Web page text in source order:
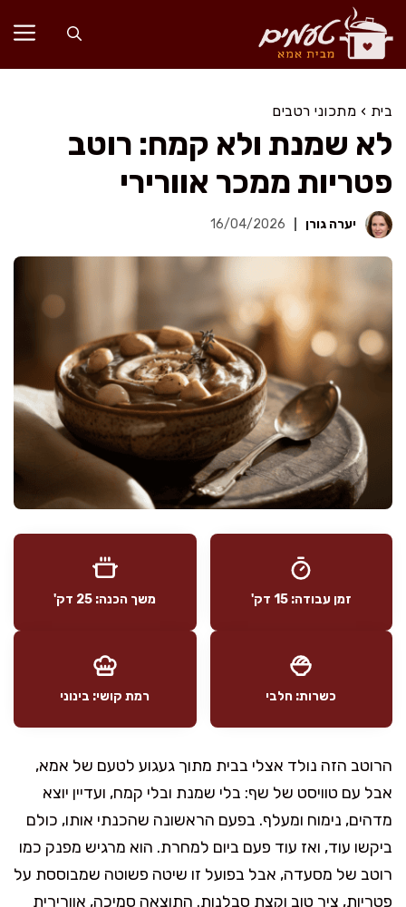
לדלג
לתוכן
בית › מתכוני רטבים
לא שמנת ולא קמח: רוטב
פטריות ממכר אוורירי
יערה גורן 16/04/2026
זמן עבודה: 15 דק' משך הכנה: 25 דק'
כשרות: חלבי רמת קושי: בינוני
הרוטב הזה נולד אצלי בבית מתוך געגוע לטעם של אמא,
אבל עם טוויסט של שף: בלי שמנת ובלי קמח, ועדיין יוצא
מדהים, נימוח ומעלף. בפעם הראשונה שהכנתי אותו, כולם
ביקשו עוד, ואז עוד פעם ביום למחרת. הוא מרגיש מפנק כמו
רוטב של מסעדה, אבל בפועל זו שיטה פשוטה שמבוססת על
פטריות, ציר טוב וקצת סבלנות. התוצאה סמיכה, אוורירית